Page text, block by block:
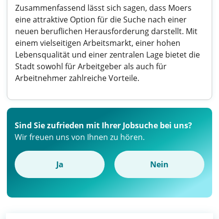
Zusammenfassend lässt sich sagen, dass Moers
eine attraktive Option für die Suche nach einer
neuen beruflichen Herausforderung darstellt. Mit
einem vielseitigen Arbeitsmarkt, einer hohen
Lebensqualität und einer zentralen Lage bietet die
Stadt sowohl für Arbeitgeber als auch für
Arbeitnehmer zahlreiche Vorteile.
Sind Sie zufrieden mit Ihrer Jobsuche bei uns?
Wir freuen uns von Ihnen zu hören.
Ja Nein